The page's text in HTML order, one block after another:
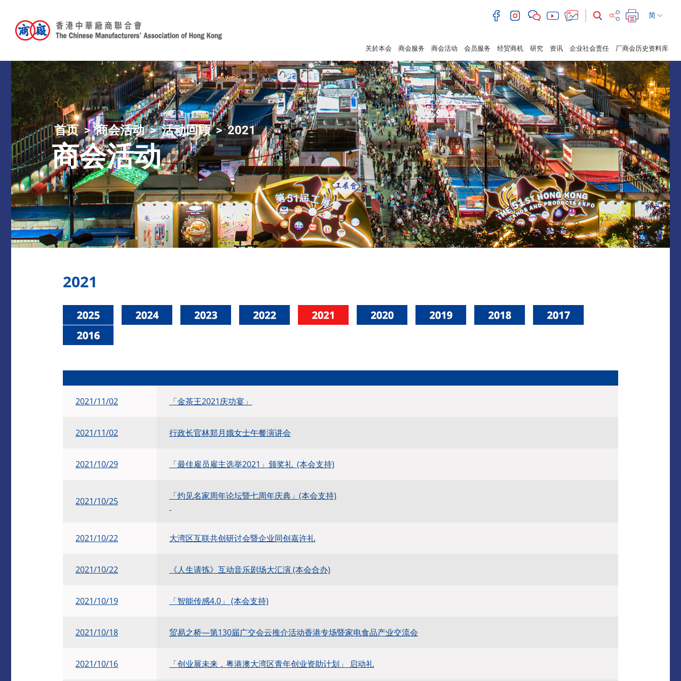
简
关於本会 商会服务 商会活动 会员服务 经贸商机 研究 资讯 企业社会责任 厂商会历史资料库
首页 商会活动 活动回顾 2021
商会活动
2021
2021/11/02 「金茶王2021庆功宴」
2021/11/02 行政长官林郑月娥女士午餐演讲会
2021/10/29 「最佳雇员雇主选举2021」颁奖礼 (本会支持)
2021/10/25 「灼见名家周年论坛暨七周年庆典」(本会支持)
2021/10/22 大湾区互联共创研讨会暨企业同创嘉许礼
2021/10/22 《人生请拣》互动音乐剧场大汇演 (本会合办)
2021/10/19 「智能传感4.0」 (本会支持)
2021/10/18 贸易之桥—第130届广交会云推介活动香港专场暨家电食品产业交流会
​2021/10/16 「创业展未来．粤港澳大湾区青年创业资助计划」 启动礼